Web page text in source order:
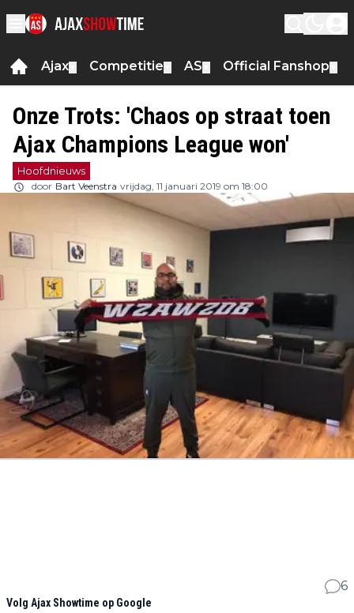
Ajax Competitie AS Official Fanshop
Onze Trots: 'Chaos op straat toen
Ajax Champions League won'
Hoofdnieuws
door Bart Veenstra vrijdag, 11 januari 2019 om 18:00
6
Volg Ajax Showtime op Google